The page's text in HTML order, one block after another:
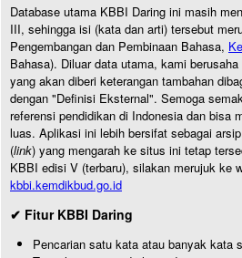
Database utama KBBI Daring ini masih
III, sehingga isi (kata dan arti) tersebut
Pengembangan dan Pembinaan Bahasa,
Bahasa). Diluar data utama, kami
yang akan diberi keterangan tambahan
dengan "Definisi Eksternal". Semoga
referensi pendidikan di Indonesia dan bisa
luas. Aplikasi ini lebih bersifat sebagai
(link) yang mengarah ke situs ini tetap
KBBI edisi V (terbaru), silakan merujuk ke
kbbi.kemdikbud.go.id
✔ Fitur KBBI Daring
Pencarian satu kata atau banyak kata